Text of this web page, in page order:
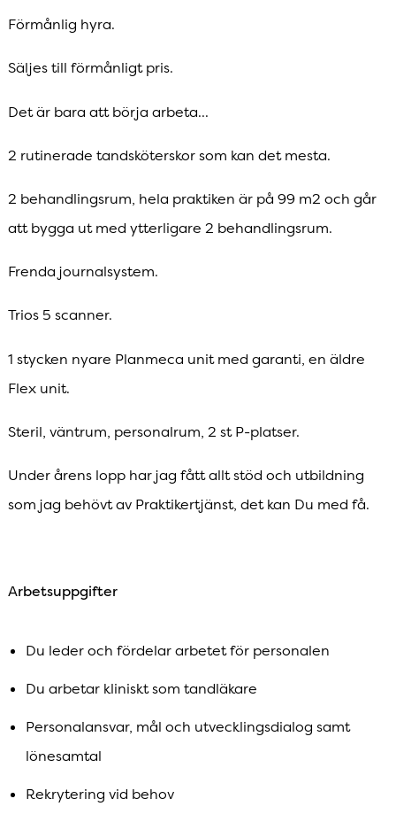
Förmånlig hyra.
Säljes till förmånligt pris.
Det är bara att börja arbeta...
2 rutinerade tandsköterskor som kan det mesta.
2 behandlingsrum, hela praktiken är på 99 m2 och går
att bygga ut med ytterligare 2 behandlingsrum.
Frenda journalsystem.
Trios 5 scanner.
1 stycken nyare Planmeca unit med garanti, en äldre
Flex unit.
Steril, väntrum, personalrum, 2 st P-platser.
Under årens lopp har jag fått allt stöd och utbildning
som jag behövt av Praktikertjänst, det kan Du med få.
Arbetsuppgifter
Du leder och fördelar arbetet för personalen
Du arbetar kliniskt som tandläkare
Personalansvar, mål och utvecklingsdialog samt
lönesamtal
Rekrytering vid behov